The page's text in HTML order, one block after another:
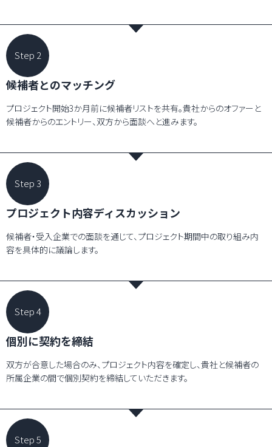
Step 2
候補者とのマッチング
プロジェクト開始3か月前に候補者リストを共有。貴社からのオファーと
候補者からのエントリー、双方から面談へと進みます。
Step 3
プロジェクト内容ディスカッション
候補者・受入企業での面談を通じて、プロジェクト期間中の取り組み内
容を具体的に議論します。
Step 4
個別に契約を締結
双方が合意した場合のみ、プロジェクト内容を確定し、貴社と候補者の
所属企業の間で個別契約を締結していただきます。
Step 5